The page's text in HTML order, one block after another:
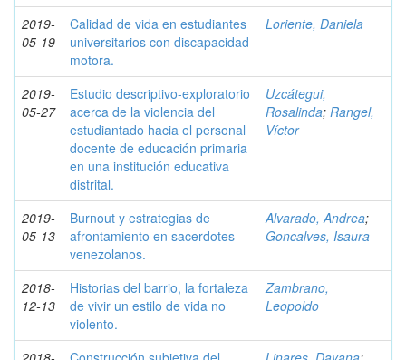
2019-
05-19
Calidad de vida en estudiantes
universitarios con discapacidad
motora.
Loriente, Daniela
2019-
05-27
Estudio descriptivo-exploratorio
acerca de la violencia del
estudiantado hacia el personal
docente de educación primaria
en una institución educativa
distrital.
Uzcátegui,
Rosalinda; Rangel,
Víctor
2019-
05-13
Burnout y estrategias de
afrontamiento en sacerdotes
venezolanos.
Alvarado, Andrea;
Goncalves, Isaura
2018-
12-13
Historias del barrio, la fortaleza
de vivir un estilo de vida no
violento.
Zambrano,
Leopoldo